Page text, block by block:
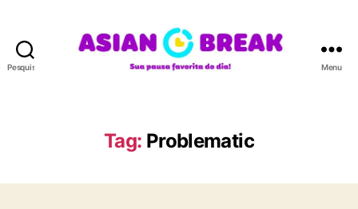
Pesquisar
A
N
R
Menu
Tag: Problematic